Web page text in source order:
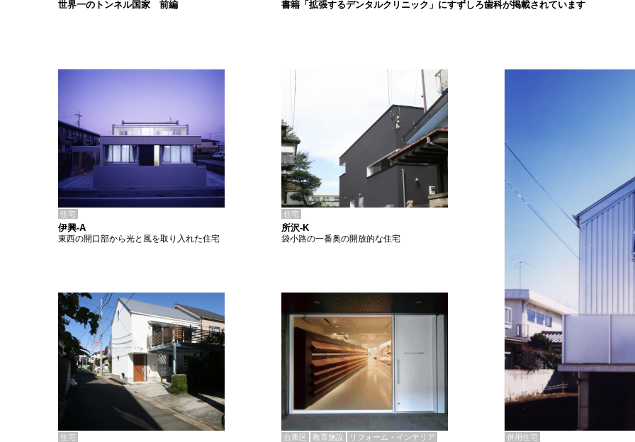
書籍「拡張するデンタルクリニック」にすずしろ歯科が掲載されています
世界一のトンネル国家 前編
住宅
伊興-A
東西の開口部から光と風を取り入れた住宅
住宅
所沢-K
袋小路の一番奥の開放的な住宅
住宅 台東区 教育施設 リフォーム・インテリア 併用住宅